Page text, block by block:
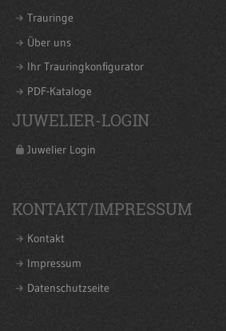
Trauringe
Über uns
Ihr Trauringkonfigurator
PDF-Kataloge
JUWELIER-LOGIN
Juwelier Login
KONTAKT/IMPRESSUM
Kontakt
Impressum
Datenschutzseite